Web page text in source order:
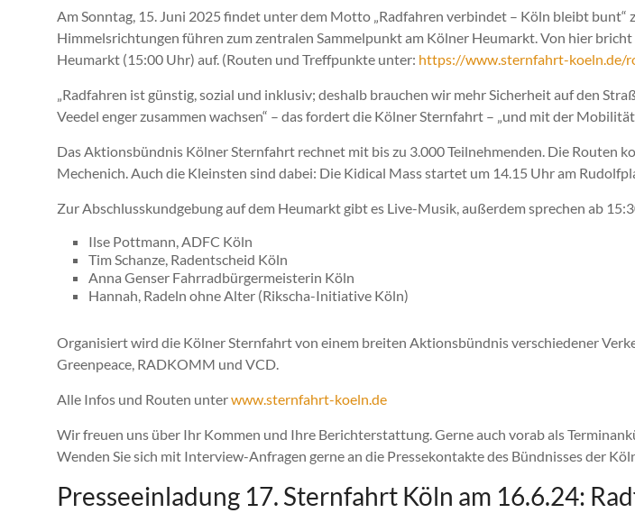
Am Sonntag, 15. Juni 2025 findet unter dem Motto „Radfahren verbindet – Köln bleibt
Himmelsrichtungen führen zum zentralen Sammelpunkt am Kölner Heumarkt. Von hier
Heumarkt (15:00 Uhr) auf. (Routen und Treffpunkte unter: https://www.sternfahrt-koeln.de/
„Radfahren ist günstig, sozial und inklusiv; deshalb brauchen wir mehr Sicherheit auf den
Veedel enger zusammen wachsen“ – das fordert die Kölner Sternfahrt – „und mit der
Das Aktionsbündnis Kölner Sternfahrt rechnet mit bis zu 3.000 Teilnehmenden. Die Routen
Mechenich. Auch die Kleinsten sind dabei: Die Kidical Mass startet um 14.15 Uhr am
Zur Abschlusskundgebung auf dem Heumarkt gibt es Live-Musik, außerdem sprechen ab
Ilse Pottmann, ADFC Köln
Tim Schanze, Radentscheid Köln
Anna Genser Fahrradbürgermeisterin Köln
Hannah, Radeln ohne Alter (Rikscha-Initiative Köln)
Organisiert wird die Kölner Sternfahrt von einem breiten Aktionsbündnis verschiedener
Greenpeace, RADKOMM und VCD.
Alle Infos und Routen unterwww.sternfahrt-koeln.de
Wir freuen uns über Ihr Kommen und Ihre Berichterstattung. Gerne auch vorab als
Wenden Sie sich mit Interview-Anfragen gerne an die Pressekontakte des Bündnisses der
Presseeinladung 17. Sternfahrt Köln am 16.6.24: